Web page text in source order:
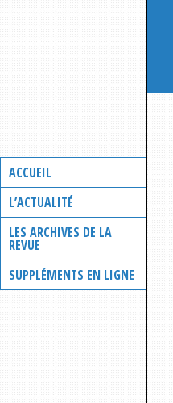
ACCUEIL
L’ACTUALITÉ
LES ARCHIVES DE LA
REVUE
SUPPLÉMENTS EN LIGNE